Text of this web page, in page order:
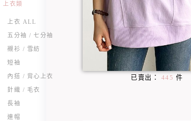
上衣類
上衣 ALL
五分袖 / 七分袖
襯衫 / 雪紡
短袖
內搭 / 背心上衣
針織 / 毛衣
長袖
連帽
已賣出： 445 件